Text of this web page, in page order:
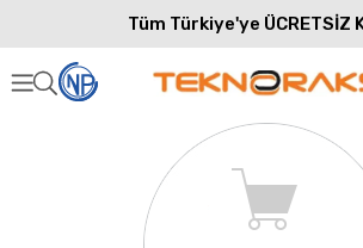
Tüm Türkiye'ye ÜCRETSİZ